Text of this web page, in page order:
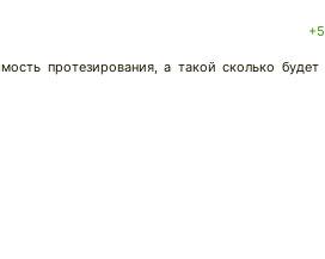
+5
протезирования, а такой сколько будет